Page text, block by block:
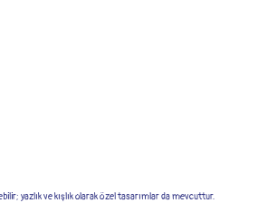
yazlık ve kışlık olarak özel tasarımlar da mevcuttur.